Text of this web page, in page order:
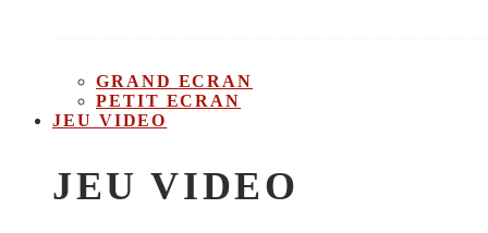
GRAND ECRAN
PETIT ECRAN
JEU VIDEO
JEU VIDEO